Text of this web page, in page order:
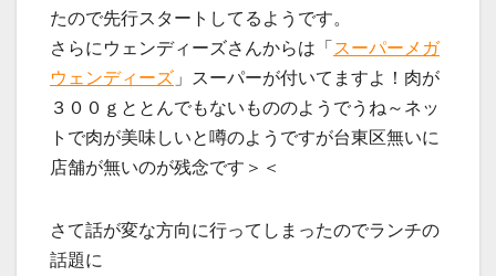
たので先行スタートしてるようです。
さらにウェンディーズさんからは「スーパーメガ
ウェンディーズ 」スーパーが付いてますよ！肉が
３００ｇととんでもないもののようでうね～ネッ
トで肉が美味しいと噂のようですが台東区無いに
店舗が無いのが残念です＞＜
さて話が変な方向に行ってしまったのでランチの
話題に